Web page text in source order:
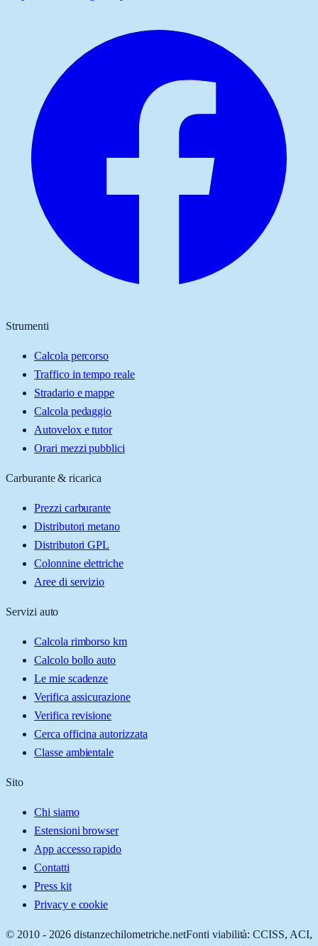
Strumenti
Calcola percorso
Traffico in tempo reale
Stradario e mappe
Calcola pedaggio
Autovelox e tutor
Orari mezzi pubblici
Carburante & ricarica
Prezzi carburante
Distributori metano
Distributori GPL
Colonnine elettriche
Aree di servizio
Servizi auto
Calcola rimborso km
Calcolo bollo auto
Le mie scadenze
Verifica assicurazione
Verifica revisione
Cerca officina autorizzata
Classe ambientale
Sito
Chi siamo
Estensioni browser
App accesso rapido
Contatti
Press kit
Privacy e cookie
© 2010 - 2026 distanzechilometriche.netFonti viabilità: CCISS, ACI,